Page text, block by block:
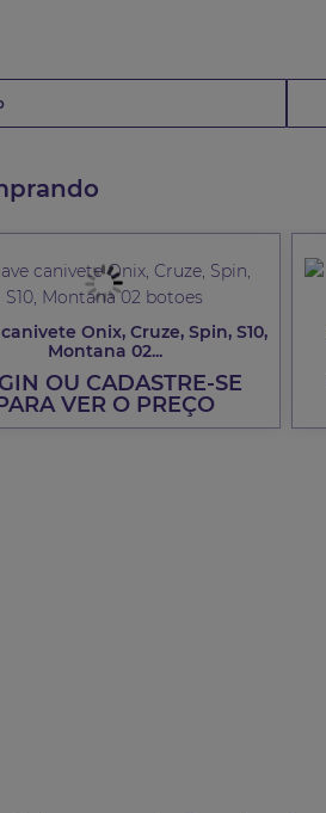
Onix, Cruze, Spin, S10,
Montana 02...
OU CADASTRE-SE
VER O PREÇO